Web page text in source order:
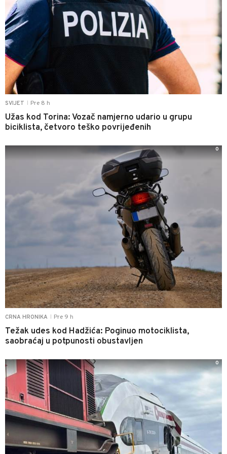
SVIJET Pre 8 h
Užas kod Torina: Vozač namjerno udario u grupu
biciklista, četvoro teško povrijeđenih
CRNA HRONIKA Pre 9 h
Težak udes kod Hadžića: Poginuo motociklista,
saobraćaj u potpunosti obustavljen
0
0